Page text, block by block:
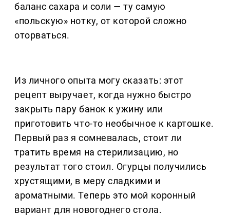
баланс сахара и соли — ту самую
«польскую» нотку, от которой сложно
оторваться.
Из личного опыта могу сказать: этот
рецепт выручает, когда нужно быстро
закрыть пару банок к ужину или
приготовить что-то необычное к картошке.
Первый раз я сомневалась, стоит ли
тратить время на стерилизацию, но
результат того стоил. Огурцы получились
хрустящими, в меру сладкими и
ароматными. Теперь это мой коронный
вариант для новогоднего стола.